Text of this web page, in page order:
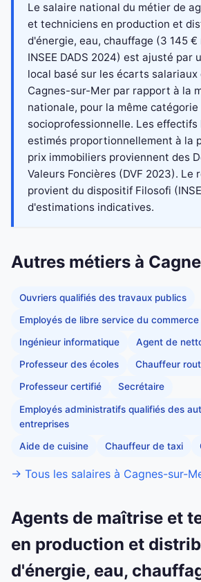
Le salaire national du métier de
et techniciens en production et
d'énergie, eau, chauffage (3 145
INSEE DADS 2024) est ajusté par
local basé sur les écarts salariaux
Cagnes-sur-Mer par rapport à la
nationale, pour la même catégorie
socioprofessionnelle. Les effectifs
estimés proportionnellement à la
prix immobiliers proviennent des
Valeurs Foncières (DVF 2023). Le
provient du dispositif Filosofi
d'estimations indicatives.
Autres métiers à
Ouvriers qualifiés des travaux publics
Employés de libre service du
Ingénieur informatique Agent de
Professeur des écoles Chauffeur
Professeur certifié Secrétaire
Employés administratifs qualifiés des
entreprises
Aide de cuisine Chauffeur de taxi
→ Tous les salaires à Cagnes-sur-
Agents de maîtrise et
en production et
d'énergie, eau,